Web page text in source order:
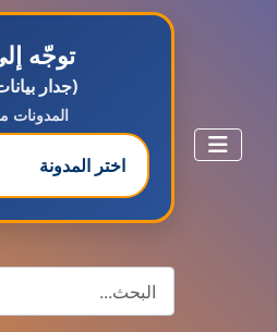
توجّه
(جدار
المدونات
اختر المدونة
البحث